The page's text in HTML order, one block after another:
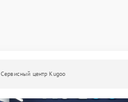
Сервисный центр Kugoo